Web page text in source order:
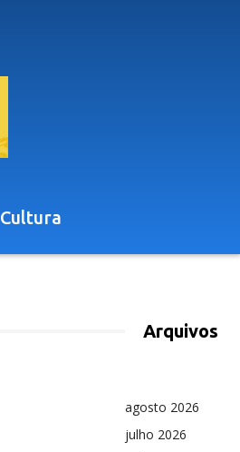
Cultura
Arquivos
agosto 2026
julho 2026